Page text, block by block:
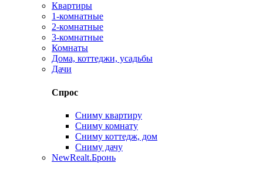
Квартиры
1-комнатные
2-комнатные
3-комнатные
Комнаты
Дома, коттеджи, усадьбы
Дачи
Спрос
Сниму квартиру
Сниму комнату
Сниму коттедж, дом
Сниму дачу
NewRealt.Бронь